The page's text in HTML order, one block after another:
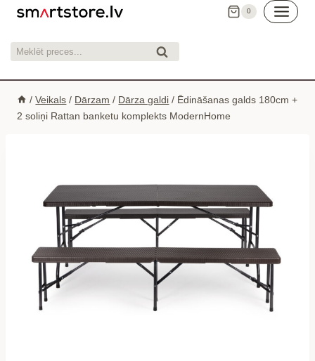
Skip
content
0
Meklēt: Meklēt
/ Veikals / Dārzam / Dārza galdi / Ēdināšanas galds 180cm +
2 soliņi Rattan banketu komplekts ModernHome